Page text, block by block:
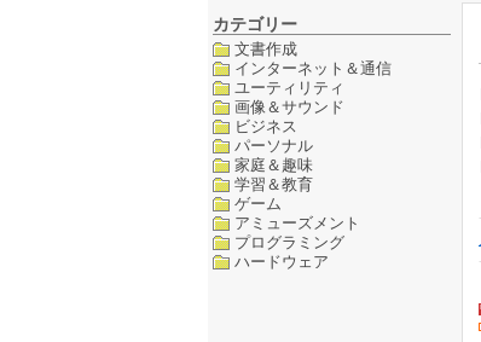
カテゴリー
文書作成
インターネット＆通信
ユーティリティ
画像＆サウンド
ビジネス
パーソナル
家庭＆趣味
学習＆教育
ゲーム
アミューズメント
プログラミング
ハードウェア